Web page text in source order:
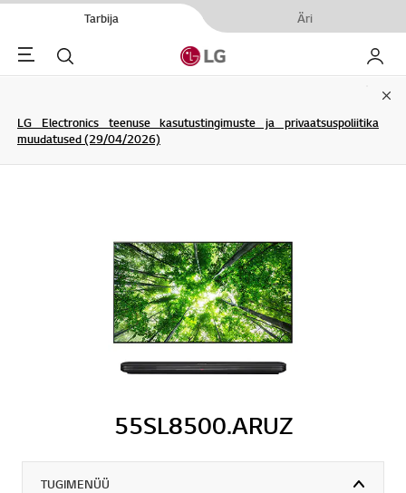
Tarbija Äri
Menu Otsi Minu
LG Electronics teenuse kasutustingimuste ja privaatsuspoliitika
muudatused (29/04/2026)
55SL8500.ARUZ
TUGIMENÜÜ